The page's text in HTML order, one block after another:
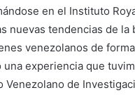
en el Instituto
nuevas tendencias de la
venezolanos de
experiencia que
de